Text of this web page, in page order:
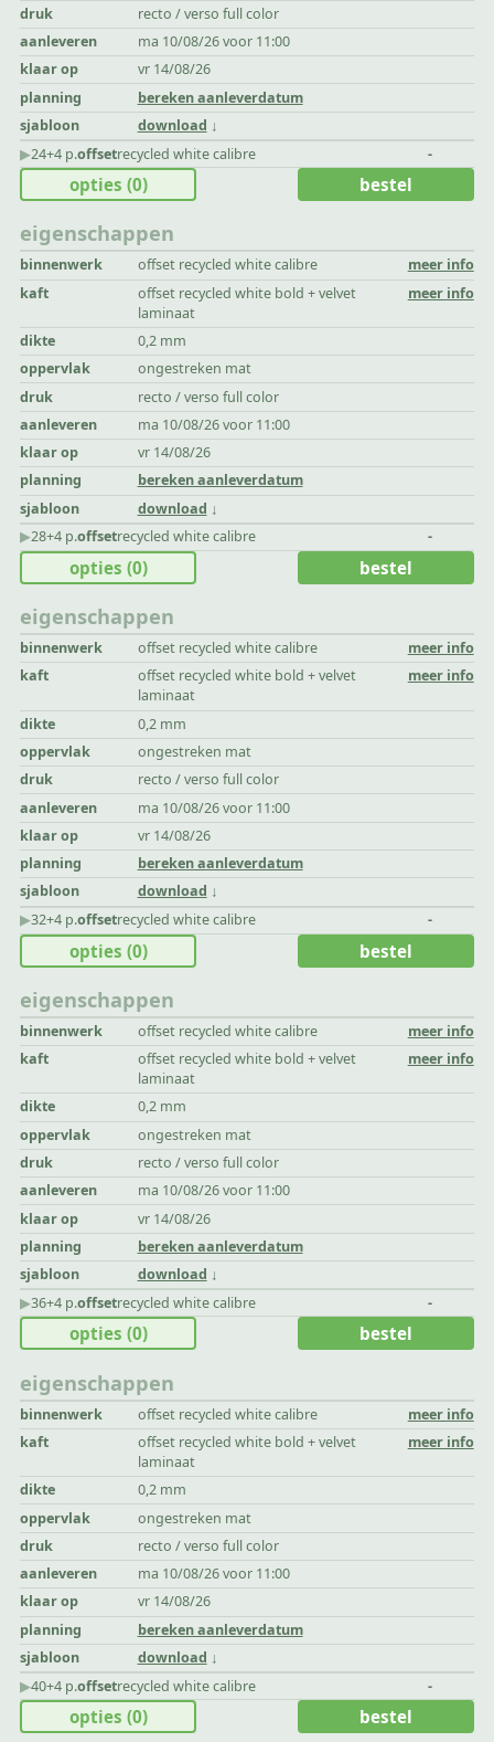
druk
recto / verso full color
aanleveren
ma 10/08/26 voor 11:00
klaar op
vr 14/08/26
planning
bereken aanleverdatum
sjabloon
download
▶︎24+4 p.offsetrecycled white calibre -
eigenschappen
binnenwerk offset recycled white calibre
meer info
kaft
offset recycled white bold + velvet
laminaat
meer info
dikte
0,2 mm
oppervlak
ongestreken mat
druk
recto / verso full color
aanleveren
ma 10/08/26 voor 11:00
klaar op
vr 14/08/26
planning
bereken aanleverdatum
sjabloon
download
opties (0) bestel
▶︎28+4 p.offsetrecycled white calibre -
eigenschappen
binnenwerk offset recycled white calibre
meer info
kaft
offset recycled white bold + velvet
laminaat
meer info
dikte
0,2 mm
oppervlak
ongestreken mat
druk
recto / verso full color
aanleveren
ma 10/08/26 voor 11:00
klaar op
vr 14/08/26
planning
bereken aanleverdatum
sjabloon
download
opties (0) bestel
▶︎32+4 p.offsetrecycled white calibre -
eigenschappen
binnenwerk offset recycled white calibre
meer info
kaft
offset recycled white bold + velvet
laminaat
meer info
dikte
0,2 mm
oppervlak
ongestreken mat
druk
recto / verso full color
aanleveren
ma 10/08/26 voor 11:00
klaar op
vr 14/08/26
planning
bereken aanleverdatum
sjabloon
download
opties (0) bestel
▶︎36+4 p.offsetrecycled white calibre -
eigenschappen
binnenwerk offset recycled white calibre
meer info
kaft
offset recycled white bold + velvet
laminaat
meer info
dikte
0,2 mm
oppervlak
ongestreken mat
druk
recto / verso full color
aanleveren
ma 10/08/26 voor 11:00
klaar op
vr 14/08/26
planning
bereken aanleverdatum
sjabloon
download
opties (0) bestel
▶︎40+4 p.offsetrecycled white calibre -
opties (0) bestel